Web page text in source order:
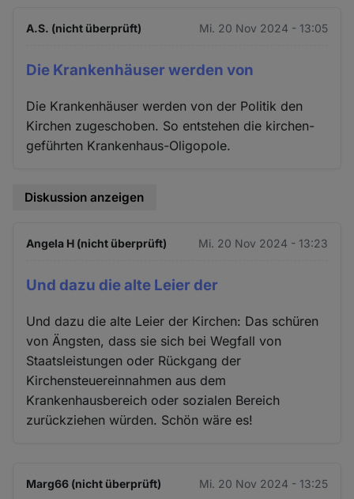
A.S. (nicht überprüft) Mi. 20 Nov 2024 - 13:05
Die Krankenhäuser werden von
Die Krankenhäuser werden von der Politik den
Kirchen zugeschoben. So entstehen die kirchen-
geführten Krankenhaus-Oligopole.
Diskussion anzeigen
Angela H (nicht überprüft) Mi. 20 Nov 2024 - 13:23
Und dazu die alte Leier der
Und dazu die alte Leier der Kirchen: Das schüren
von Ängsten, dass sie sich bei Wegfall von
Staatsleistungen oder Rückgang der
Kirchensteuereinnahmen aus dem
Krankenhausbereich oder sozialen Bereich
zurückziehen würden. Schön wäre es!
Marg66 (nicht überprüft) Mi. 20 Nov 2024 - 13:25